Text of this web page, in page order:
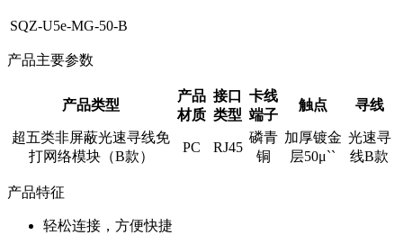
SQZ-U5e-MG-50-B
产品主要参数
产品类型
产品
材质
接口
类型
卡线
端子
触点 寻线
超五类非屏蔽光速寻线免
打网络模块（B款）
PC RJ45
磷青
铜
加厚镀金
层50μ``
光速寻
线B款
产品特征
轻松连接，方便快捷